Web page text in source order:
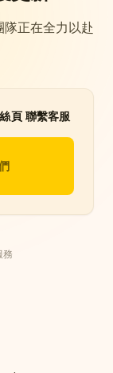
正在全力以赴
頁 聯繫客服
務